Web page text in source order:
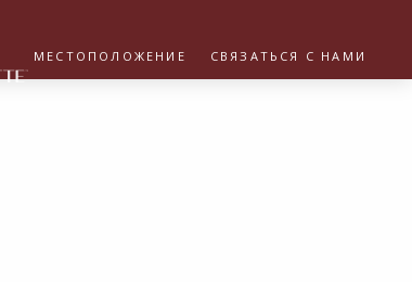
МЕСТОПОЛОЖЕНИЕ СВЯЗАТЬСЯ С НАМИ